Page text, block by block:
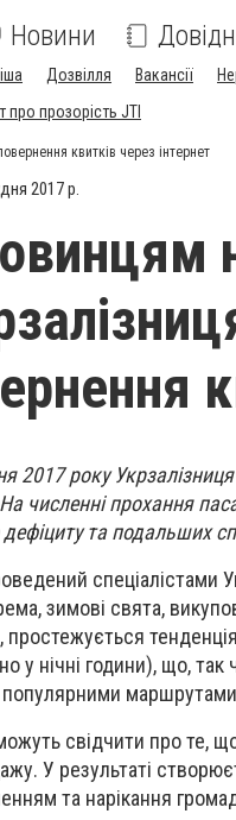
Новини
Дозвілля Вакансії
про прозорість JTI
квитків через інтернет
2017 р.
2017 року
На численні прохання
та подальших
спеціалістами
зимові свята,
простежується
у нічні години), що,
популярними
свідчити про те,
У результаті
та нарікання